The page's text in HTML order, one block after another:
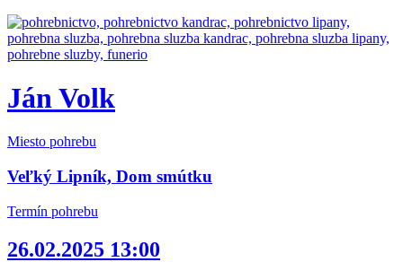
Ján Volk
Miesto pohrebu
Veľký Lipník, Dom smútku
Termín pohrebu
26.02.2025 13:00